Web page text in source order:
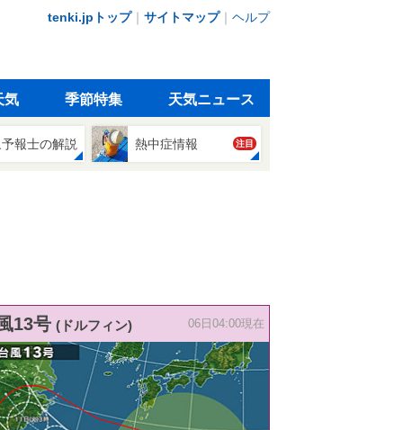
tenki.jpトップ｜ サイトマップ｜ ヘルプ
気 季節特集 天気ニュース
報士の解説 熱中症情報 注目
13号 (ドルフィン) 06日04:00現在